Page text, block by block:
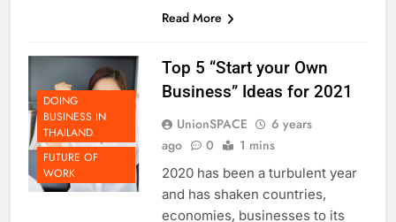
DOING
BUSINESS IN
THAILAND
FUTURE OF
WORK
Top 5 “Start your Own
UnionSPACE
6 years
2020 has been a turbulent year
and has shaken countries,